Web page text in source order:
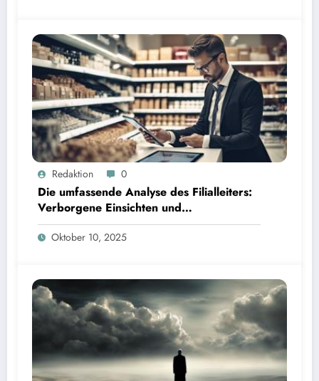
Redaktion 0
Die umfassende Analyse des Filialleiters:
Verborgene Einsichten und
Interpretationen
Oktober 10, 2025